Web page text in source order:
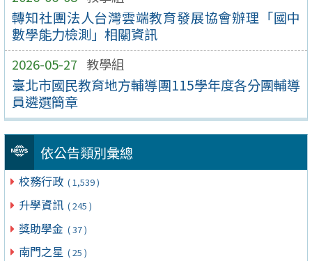
轉知社團法人台灣雲端教育發展協會辦理「國中
數學能力檢測」相關資訊
2026-05-27 教學組
臺北市國民教育地方輔導團115學年度各分團輔導
員遴選簡章
依公告類別彙總
校務行政 ( 1,539 )
升學資訊 ( 245 )
獎助學金 ( 37 )
南門之星 ( 25 )